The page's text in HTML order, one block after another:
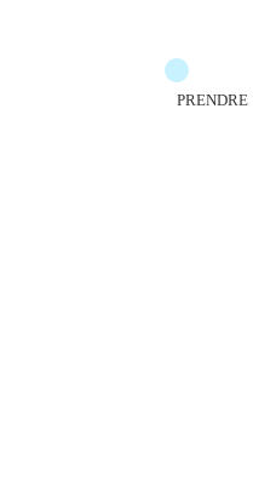
PRENDRE